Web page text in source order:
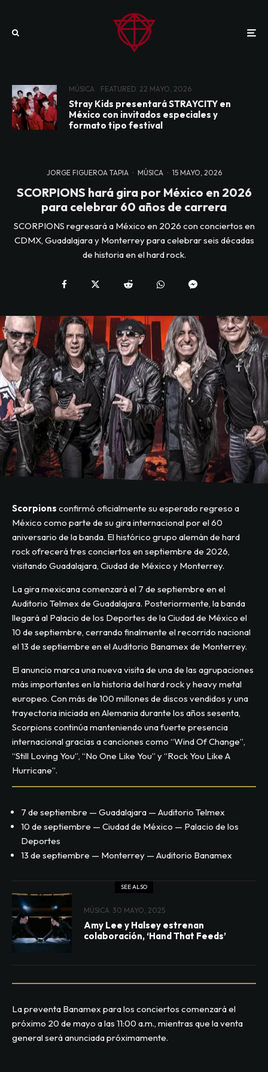
MÚSICA FEATURED 22 MAYO, 2026
Stray Kids presentará STRAYCITY en
México con invitados especiales y
formato tipo festival
JORGE FIGUEROA TAPIA · MÚSICA · 15 MAYO, 2026
SCORPIONS hará gira por México en 2026
para celebrar 60 años de carrera
SCORPIONS regresará a México en 2026 con conciertos en
CDMX, Guadalajara y Monterrey para celebrar seis décadas
de historia en el hard rock.
Scorpions confirmó oficialmente su esperado regreso a
México como parte de su gira internacional por el 60
aniversario de la banda. El histórico grupo alemán de hard
rock ofrecerá tres conciertos en septiembre de 2026,
visitando Guadalajara, Ciudad de México y Monterrey.
La gira mexicana comenzará el 7 de septiembre en el
Auditorio Telmex de Guadalajara. Posteriormente, la banda
llegará al Palacio de los Deportes de la Ciudad de México el
10 de septiembre, cerrando finalmente el recorrido nacional
el 13 de septiembre en el Auditorio Banamex de Monterrey.
El anuncio marca una nueva visita de una de las agrupaciones
más importantes en la historia del hard rock y heavy metal
europeo. Con más de 100 millones de discos vendidos y una
trayectoria iniciada en Alemania durante los años sesenta,
Scorpions continúa manteniendo una fuerte presencia
internacional gracias a canciones como “Wind Of Change”,
“Still Loving You”, “No One Like You” y “Rock You Like A
Hurricane”.
7 de septiembre — Guadalajara — Auditorio Telmex
10 de septiembre — Ciudad de México — Palacio de los
Deportes
13 de septiembre — Monterrey — Auditorio Banamex
SEE ALSO
MÚSICA 30 MAYO, 2025
Amy Lee y Halsey estrenan
colaboración, ‘Hand That Feeds’
La preventa Banamex para los conciertos comenzará el
próximo 20 de mayo a las 11:00 a.m., mientras que la venta
general será anunciada próximamente.